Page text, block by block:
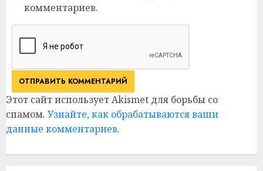
комментариев.
Этот сайт использует Akismet для борьбы со
спамом. Узнайте, как обрабатываются ваши
данные комментариев.